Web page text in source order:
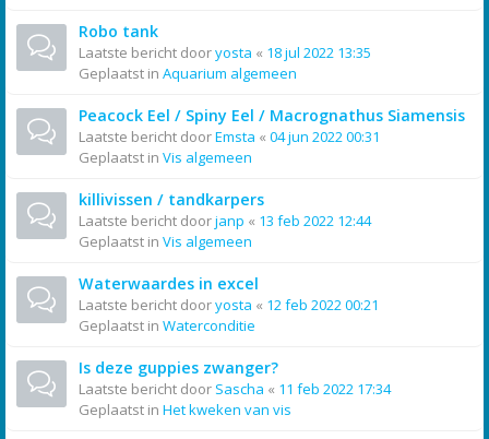
Robo tank
Laatste bericht dooryosta « 18 jul 2022 13:35
Geplaatst in Aquarium algemeen
Peacock Eel / Spiny Eel / Macrognathus Siamensis
Laatste bericht doorEmsta « 04 jun 2022 00:31
Geplaatst in Vis algemeen
killivissen / tandkarpers
Laatste bericht doorjanp « 13 feb 2022 12:44
Geplaatst in Vis algemeen
Waterwaardes in excel
Laatste bericht dooryosta « 12 feb 2022 00:21
Geplaatst in Waterconditie
Is deze guppies zwanger?
Laatste bericht door Sascha « 11 feb 2022 17:34
Geplaatst in Het kweken van vis